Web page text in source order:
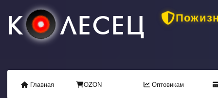
К ЛЕСЕЦ
Главная OZON Оптовикам